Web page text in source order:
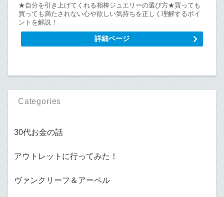
★自分を引き上げてくれる相棒ジュエリーの選び方★買っても
買っても満たされない心や欲しい気持ちを正しく理解するポイ
ントを解説！
詳細ページ
Categories
30代お金の話
アウトレットに行ってみた！
ヴァンクリーフ＆アーペル